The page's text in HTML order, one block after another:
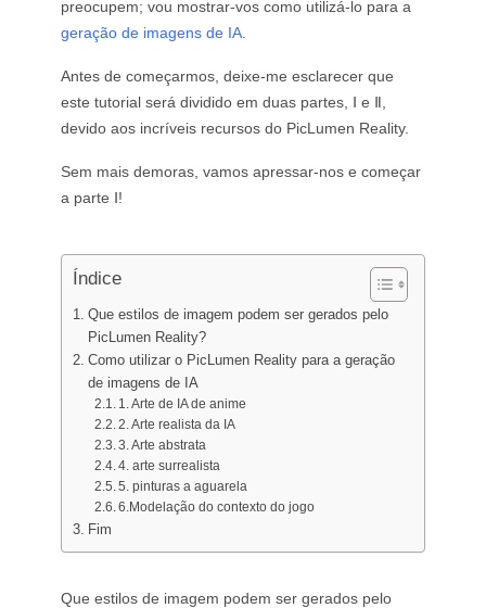
Gerador de Tatuagens com IA
Gerador de Avatar com IA
Gerador de Poses com IA
preocupem; vou mostrar-vos como utilizá-lo para a
geração de imagens de IA
Antes de começarmos, deixe-me esclarecer que
este tutorial será dividido em duas partes, Ⅰ e Ⅱ,
devido aos incríveis recursos do PicLumen Reality.
Sem mais demoras, vamos apressar-nos e começar
a parte Ⅰ!
Índice
Que estilos de imagem podem ser gerados pelo
PicLumen Reality?
Como utilizar o PicLumen Reality para a geração
de imagens de IA
1. Arte de IA de anime
2. Arte realista da IA
3. Arte abstrata
4. arte surrealista
5. pinturas a aguarela
6.Modelação do contexto do jogo
Fim
Que estilos de imagem podem ser gerados pelo